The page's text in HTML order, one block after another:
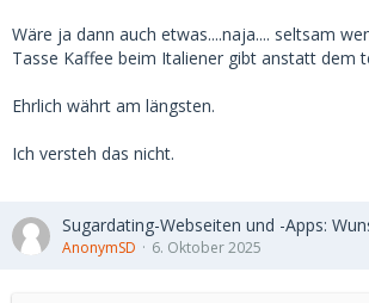
Wäre ja dann auch etwas....naja.... seltsam
Tasse Kaffee beim Italiener gibt anstatt dem
Ehrlich währt am längsten.
Ich versteh das nicht.
Sugardating-Webseiten und -Apps:
AnonymSD 6. Oktober 2025